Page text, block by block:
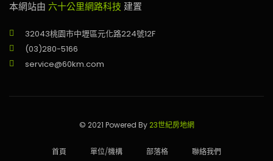
本網站由 六十公里網路科技 建置
32043桃園市中壢區元化路224號12F
(03)280-5166
service@60km.com
© 2021 Powered By23世紀房地網
首頁 單位/機構 部落格 聯絡我們